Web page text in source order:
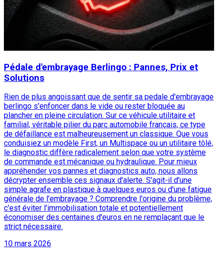
Pédale d'embrayage Berlingo : Pannes, Prix et
Solutions
Rien de plus angoissant que de sentir sa pedale d'embrayage
berlingo s'enfoncer dans le vide ou rester bloquée au
plancher en pleine circulation. Sur ce véhicule utilitaire et
familial, véritable pilier du parc automobile français, ce type
de défaillance est malheureusement un classique. Que vous
conduisiez un modèle First, un Multispace ou un utilitaire tôlé,
le diagnostic diffère radicalement selon que votre système
de commande est mécanique ou hydraulique. Pour mieux
appréhender vos pannes et diagnostics auto, nous allons
décrypter ensemble ces signaux d'alerte. S'agit-il d'une
simple agrafe en plastique à quelques euros ou d'une fatigue
générale de l'embrayage ? Comprendre l'origine du problème,
c'est éviter l'immobilisation totale et potentiellement
économiser des centaines d'euros en ne remplaçant que le
strict nécessaire.
10 mars 2026